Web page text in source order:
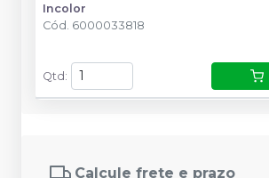
Incolor
Cód. 6000033818
Qtd:
Calcule frete e prazo